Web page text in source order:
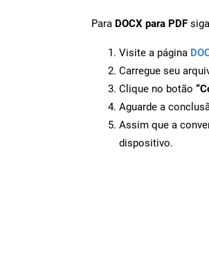
Para DOCX para PDF
Visite a página
Carregue seu
Clique no botão
Aguarde a
Assim que a
dispositivo.